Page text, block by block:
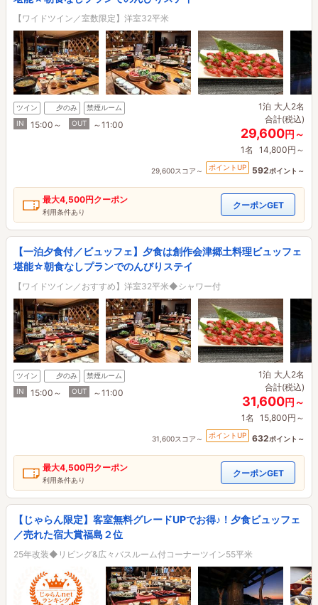
【ワイドツイン／室数限定】洋室32平米
ツイン 夕のみ
禁煙ルーム
IN
15:00～ OUT ～11:00
1泊 大人2名
合計(税込)
29,600円～
1名 14,800円～
29,600スコア～ ポイントUP 592ポイント～
最大4,500円クーポン
利用条件あり
クーポンGET
【一泊夕食付／ビュッフェ】夕食は創作会津郷土料理ビュッフェ
堪能☆朝食なしプランでのんびりステイ
【ワイドツイン／おすすめ】洋室32平米◆シャワー付
ツイン 夕のみ
禁煙ルーム
IN
15:00～ OUT ～11:00
1泊 大人2名
合計(税込)
31,600円～
1名 15,800円～
31,600スコア～ ポイントUP 632ポイント～
最大4,500円クーポン
利用条件あり
クーポンGET
【じゃらん限定】客室無料グレードUPでお得♪！夕食ビュッフェ
／売れた宿大賞福島２位
25年改装◆リビング&広々バスルーム付コーナーツイン55平米